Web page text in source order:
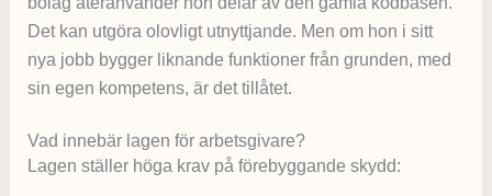
Det kan utgöra olovligt utnyttjande. Men om hon i sitt
nya jobb bygger liknande funktioner från grunden, med
sin egen kompetens, är det tillåtet.
Vad innebär lagen för arbetsgivare?
Lagen ställer höga krav på förebyggande skydd: